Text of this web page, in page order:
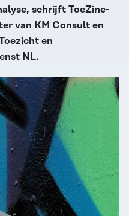
schrijft ToeZine-
van KM Consult en
en
NL.